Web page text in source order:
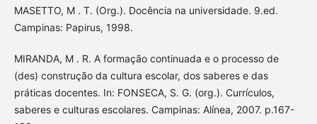
MASETTO, M . T. (Org.). Docência na universidade. 9.ed.
Campinas: Papirus, 1998.
MIRANDA, M . R. A formação continuada e o processo de
(des) construção da cultura escolar, dos saberes e das
práticas docentes. In: FONSECA, S. G. (org.). Currículos,
saberes e culturas escolares. Campinas: Alínea, 2007. p.167-